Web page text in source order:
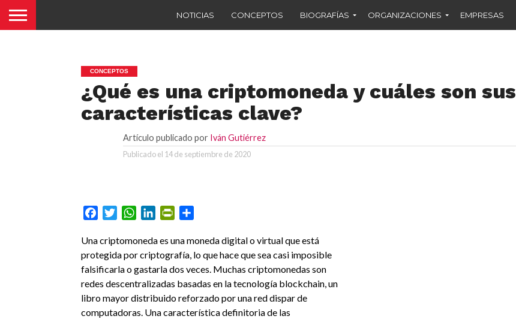
NOTICIAS CONCEPTOS BIOGRAFÍAS ORGANIZACIONES EMPRESAS
CONCEPTOS
¿Qué es una criptomoneda y cuáles son sus
características clave?
Artículo publicado por Iván Gutiérrez
Publicado el 14 de septiembre de 2020
FacebookTwitterWhatsApp
LinkedInPrintFriendly
Una criptomoneda es una moneda digital o virtual que está
protegida por criptografía, lo que hace que sea casi imposible
falsificarla o gastarla dos veces. Muchas criptomonedas son
redes descentralizadas basadas en la tecnología blockchain, un
libro mayor distribuido reforzado por una red dispar de
computadoras. Una característica definitoria de las